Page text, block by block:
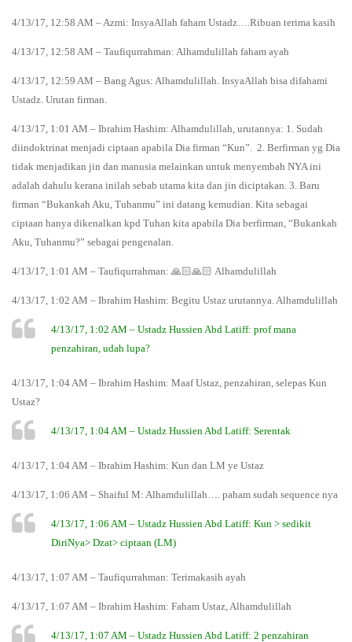
4/13/17, 12:58 AM – Azmi: InsyaAllah faham Ustadz….Ribuan terima kasih
4/13/17, 12:58 AM – Taufiqurrahman: Alhamdulillah faham ayah
4/13/17, 12:59 AM – Bang Agus: Alhamdulillah. InsyaAllah bisa difahami
Ustadz. Urutan firman.
4/13/17, 1:01 AM – Ibrahim Hashim: Alhamdulillah, urutannya: 1. Sudah
diindoktrinat menjadi ciptaan apabila Dia firman “Kun”. 2. Berfirman yg Dia
tidak menjadikan jin dan manusia melainkan untuk menyembah NYA ini
adalah dahulu kerana inilah sebab utama kita dan jin diciptakan. 3. Baru
firman “Bukankah Aku, Tuhanmu” ini datang kemudian. Kita sebagai
ciptaan hanya dikenalkan kpd Tuhan kita apabila Dia berfirman, “Bukankah
Aku, Tuhanmu?” sebagai pengenalan.
4/13/17, 1:01 AM – Taufiqurrahman: 🙏🏻🙏🏻 Alhamdulillah
4/13/17, 1:02 AM – Ibrahim Hashim: Begitu Ustaz urutannya. Alhamdulillah
4/13/17, 1:02 AM – Ustadz Hussien Abd Latiff: prof mana
penzahiran, udah lupa?
4/13/17, 1:04 AM – Ibrahim Hashim: Maaf Ustaz, penzahiran, selepas Kun
Ustaz?
4/13/17, 1:04 AM – Ustadz Hussien Abd Latiff: Serentak
4/13/17, 1:04 AM – Ibrahim Hashim: Kun dan LM ye Ustaz
4/13/17, 1:06 AM – Shaiful M: Alhamdulillah…. paham sudah sequence nya
4/13/17, 1:06 AM – Ustadz Hussien Abd Latiff: Kun > sedikit
DiriNya> Dzat> ciptaan (LM)
4/13/17, 1:07 AM – Taufiqurrahman: Terimakasih ayah
4/13/17, 1:07 AM – Ibrahim Hashim: Faham Ustaz, Alhamdulillah
4/13/17, 1:07 AM – Ustadz Hussien Abd Latiff: 2 penzahiran